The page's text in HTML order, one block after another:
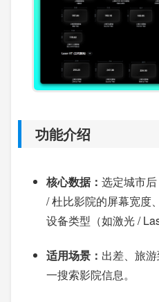
功能介绍
核心数据： 选定城市
/ 杜比影院的屏幕宽度
设备类型（如激光 /
适用场景： 出差、旅
一搜索影院信息。